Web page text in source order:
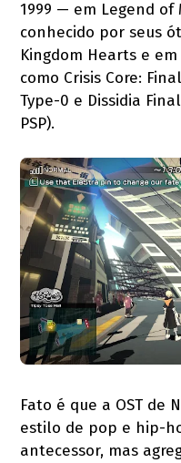
1999 — em Legend of
conhecido por seus
Kingdom Hearts e
como Crisis Core:
Type-0 e Dissidia
PSP).
Fato é que a OST de
estilo de pop e hip-
antecessor, mas